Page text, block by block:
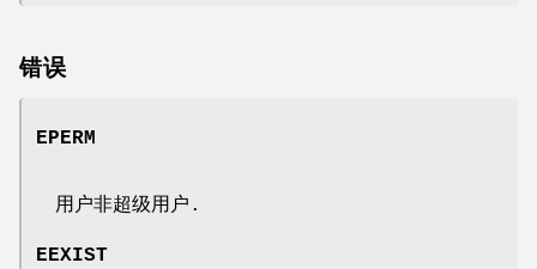
错误
EPERM
用户非超级用户.
EEXIST